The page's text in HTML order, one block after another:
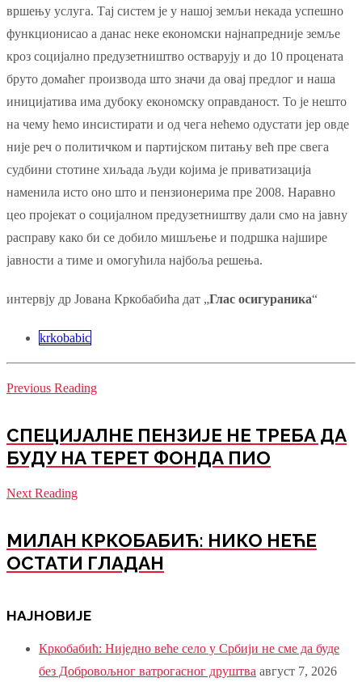
вршењу услуга. Тај систем је у нашој земљи некада успешно
функционисао а данас неке економски најнапредније земље
кроз социјално предузетништво остварују и до 10 процената
бруто домаћег производа што значи да овај предлог и наша
иницијатива има дубоку економску оправданост. То је нешто
на чему ћемо инсистирати и од чега нећемо одустати јер овде
није реч о политичком и партијском питању већ пре свега
судбини стотине хиљада људи којима је приватизација
наменила исто оно што и пензионерима пре 2008. Наравно
цео пројекат о социјалном предузетништву дали смо на јавну
расправу како би се добило мишљење и подршка најшире
јавности а тиме и омогућила најбоља решења.
интервју др Јована Кркобабића дат „Глас осигураника“
krkobabic
Previous Reading
СПЕЦИЈАЛНЕ ПЕНЗИЈЕ НЕ ТРЕБА ДА
БУДУ НА ТЕРЕТ ФОНДА ПИО
Next Reading
МИЛАН КРКОБАБИЋ: НИКО НЕЋЕ
ОСТАТИ ГЛАДАН
НАЈНОВИЈЕ
Кркобабић: Ниједно веће село у Србији не сме да буде
без Добровољног ватрогасног друштва август 7, 2026